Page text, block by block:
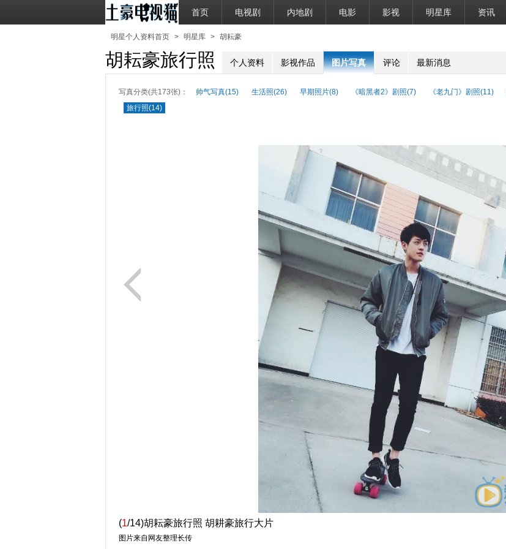
首页 电视剧 内地剧 电影 影视 明星库 资讯
明星个人资料首页 > 明星库 > 胡耘豪
胡耘豪旅行照 个人资料 影视作品 图片写真 评论 最新消息
写真分类(共173张)： 帅气写真(15) 生活照(26) 早期照片(8) 《暗黑者2》剧照(7) 《老九门》剧照(11)
旅行照(14)
(1/14)胡耘豪旅行照 胡耕豪旅行大片
图片来自网友整理长传